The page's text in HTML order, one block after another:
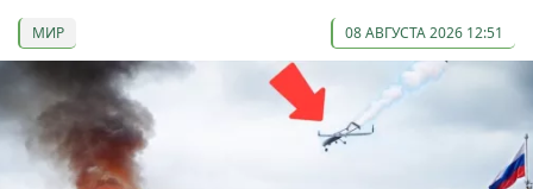
МИР 08 АВГУСТА 2026 12:51